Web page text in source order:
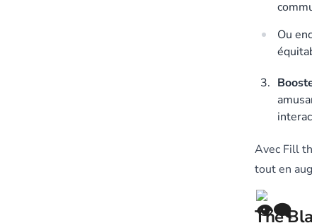
Ou
Avec Fill
tout en
The